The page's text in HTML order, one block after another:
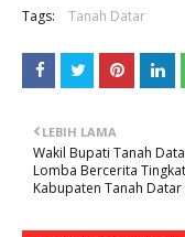
Tags: Tanah Datar
LEBIH LAMA
Wakil Bupati Tanah
Lomba Bercerita
Kabupaten Tanah Datar